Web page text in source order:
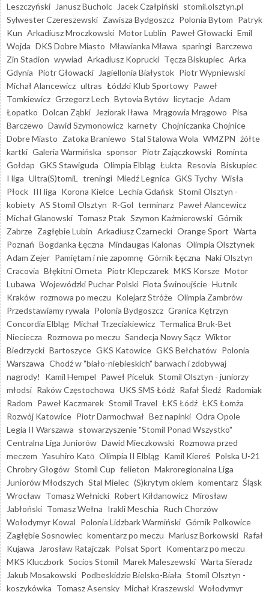
Leszczyński
Janusz Bucholc Jacek Czałpiński stomil.olsztyn.pl
Sylwester Czereszewski Zawisza Bydgoszcz Polonia Bytom Patryk
Kun Arkadiusz Mroczkowski Motor Lublin Paweł Głowacki Emil
Wojda DKS Dobre Miasto Mławianka Mława sparingi Barczewo
Zin Stadion wywiad Arkadiusz Koprucki Tęcza Biskupiec Arka
Gdynia Piotr Głowacki Jagiellonia Białystok Piotr Wypniewski
Michał Alancewicz ultras Łódzki Klub Sportowy Paweł
Tomkiewicz Grzegorz Lech Bytovia Bytów licytacje Adam
Łopatko Dolcan Ząbki Jeziorak Iława Mrągowia Mrągowo Pisa
Barczewo Dawid Szymonowicz karnety Chojniczanka Chojnice
Dobre Miasto Zatoka Braniewo Stal Stalowa Wola WMZPN żółte
kartki Galeria Warmińska sponsor Piotr Zajączkowski Rominta
Gołdap GKS Stawiguda Olimpia Elbląg Łukta Resovia Biskupiec
I liga Ultra(S)tomiL treningi Miedź Legnica GKS Tychy Wisła
Płock III liga Korona Kielce Lechia Gdańsk Stomil Olsztyn -
kobiety AS Stomil Olsztyn R-Gol terminarz Paweł Alancewicz
Michał Glanowski Tomasz Ptak Szymon Kaźmierowski Górnik
Zabrze Zagłębie Lubin Arkadiusz Czarnecki Orange Sport Warta
Poznań Bogdanka Łęczna Mindaugas Kalonas Olimpia Olsztynek
Adam Zejer Pamiętam i nie zapomnę Górnik Łęczna Naki Olsztyn
Cracovia Błękitni Orneta Piotr Klepczarek MKS Korsze Motor
Lubawa Wojewódzki Puchar Polski Flota Świnoujście Hutnik
Kraków rozmowa po meczu Kolejarz Stróże Olimpia Zambrów
Przedstawiamy rywala Polonia Bydgoszcz Granica Kętrzyn
Concordia Elbląg Michał Trzeciakiewicz Termalica Bruk-Bet
Nieciecza Rozmowa po meczu Sandecja Nowy Sącz Wiktor
Biedrzycki Bartoszyce GKS Katowice GKS Bełchatów Polonia
Warszawa Chodź w "biało-niebieskich" barwach i zdobywaj
nagrody!
Kamil Hempel Paweł Piceluk Stomil Olsztyn - juniorzy
młodsi Raków Częstochowa UKS SMS Łódź Rafał Śledź Radomiak
Radom Paweł Kaczmarek Stomil Travel ŁKS Łódź ŁKS Łomża
Rozwój Katowice Piotr Darmochwał Bez napinki Odra Opole
Legia II Warszawa stowarzyszenie "Stomil Ponad Wszystko"
Centralna Liga Juniorów Dawid Mieczkowski Rozmowa przed
meczem Yasuhiro Katō Olimpia II Elbląg Kamil Kiereś Polska U-21
Chrobry Głogów Stomil Cup felieton Makroregionalna Liga
Juniorów Młodszych Stal Mielec (S)krytym okiem komentarz Śląsk
Wrocław Tomasz Wełnicki Robert Kiłdanowicz Mirosław
Jabłoński Tomasz Wełna Irakli Meschia Ruch Chorzów
Wołodymyr Kowal Polonia Lidzbark Warmiński Górnik Polkowice
Zagłębie Sosnowiec komentarz po meczu Mariusz Borkowski Rafał
Kujawa
Jarosław Ratajczak Polsat Sport Komentarz po meczu
MKS Kluczbork Socios Stomil Marek Maleszewski Warta Sieradz
Jakub Mosakowski Podbeskidzie Bielsko-Biała Stomil Olsztyn -
koszykówka Tomasz Asensky Michał Kraszewski Wołodymyr